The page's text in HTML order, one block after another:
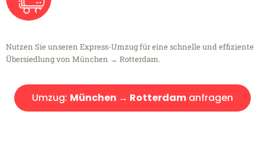
Nutzen Sie unseren Express-Umzug für eine schnelle und effiziente
Übersiedlung von München → Rotterdam.
Umzug: München → Rotterdam anfragen